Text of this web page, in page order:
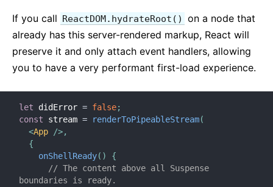
If you call ReactDOM.hydrateRoot()
on a node that
already has this server-rendered markup, React will
preserve it and only attach event handlers, allowing
you to have a very performant first-load experience.
let didError = false;
const stream = renderToPipeableStream(
<App />,
{
onShellReady( )
{
// The content above all Suspense
boundaries is ready.
4. Hatás Horog használata
5. Horgok szabályai
6. Saját Horgok készítése
7. Horog API referencia
TESZTELÉS
Tesztelés áttekintés
Tesztelői receptek
Tesztelői környezetek